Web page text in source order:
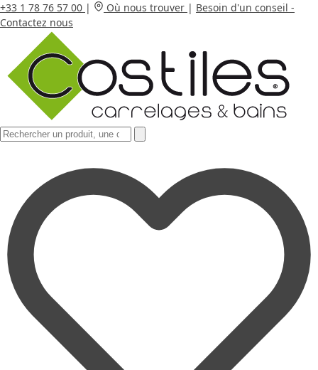
+33 1 78 76 57 00 | Où nous trouver | Besoin d'un conseil -
Contactez nous